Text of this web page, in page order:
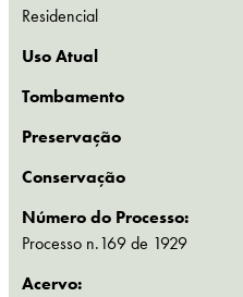
Residencial
Uso Atual
Tombamento
Preservação
Conservação
Número do Processo:
Processo n.169 de 1929
Acervo: